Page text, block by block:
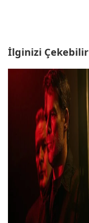
İlginizi Çekebilir